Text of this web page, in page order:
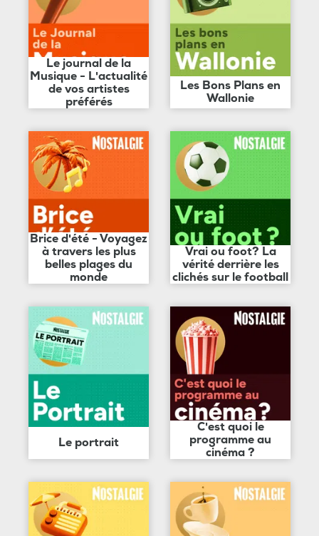
Le journal de la
Musique - L'actualité
de vos artistes
préférés
Les Bons Plans en
Wallonie
Brice d'été - Voyagez
à travers les plus
belles plages du
monde
Vrai ou foot? La
vérité derrière les
clichés sur le football
Le portrait
C'est quoi le
programme au
cinéma ?